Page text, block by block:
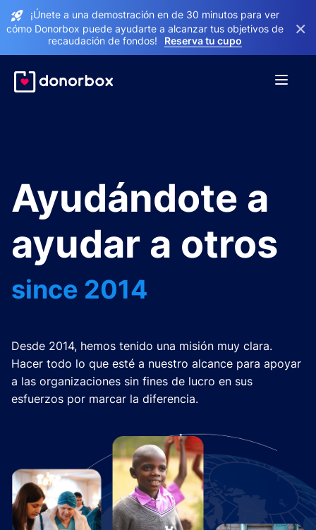
¡Únete a una demostración en de 30 minutos para ver
cómo Donorbox puede ayudarte a alcanzar tus objetivos de
recaudación de fondos!
Reserva tu cupo
×
Ayudándote a
ayudar a otros
since 2014
Desde 2014, hemos tenido una misión muy clara.
Hacer todo lo que esté a nuestro alcance para apoyar
a las organizaciones sin fines de lucro en sus
esfuerzos por marcar la diferencia.